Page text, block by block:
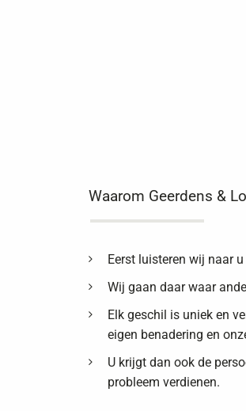
Waarom Geerdens &
Eerst luisteren wij naar
Wij gaan daar waar
Elk geschil is uniek en
eigen benadering en
U krijgt dan ook de
probleem verdienen.